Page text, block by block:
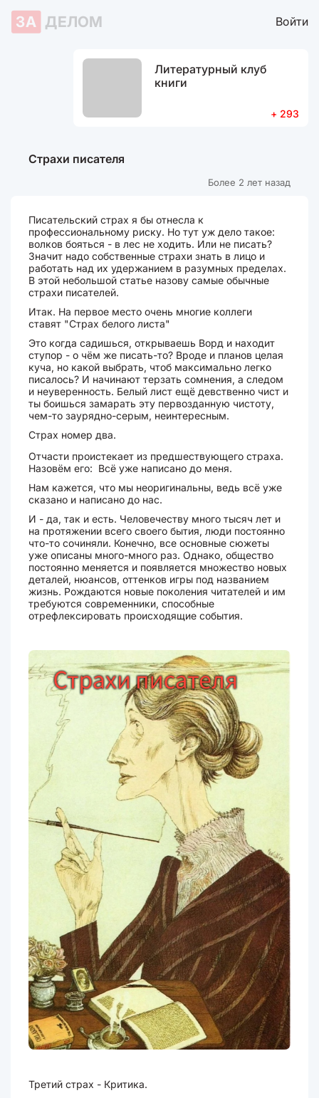
ЗА ДЕЛОМ Войти
Литературный клуб
книги
+ 293
Страхи писателя
Более 2 лет назад
Писательский страх я бы отнесла к
профессиональному риску. Но тут уж дело такое:
волков бояться - в лес не ходить. Или не писать?
Значит надо собственные страхи знать в лицо и
работать над их удержанием в разумных пределах.
В этой небольшой статье назову самые обычные
страхи писателей.
Итак. На первое место очень многие коллеги
ставят "Страх белого листа"
Это когда садишься, открываешь Ворд и находит
ступор - о чём же писать-то? Вроде и планов целая
куча, но какой выбрать, чтоб максимально легко
писалось? И начинают терзать сомнения, а следом
и неуверенность. Белый лист ещё девственно чист и
ты боишься замарать эту первозданную чистоту,
чем-то заурядно-серым, неинтересным.
Страх номер два.
Отчасти проистекает из предшествующего страха.
Назовём его: Всё уже написано до меня.
Нам кажется, что мы неоригинальны, ведь всё уже
сказано и написано до нас.
И - да, так и есть. Человечеству много тысяч лет и
на протяжении всего своего бытия, люди постоянно
что-то сочиняли. Конечно, все основные сюжеты
уже описаны много-много раз. Однако, общество
постоянно меняется и появляется множество новых
деталей, нюансов, оттенков игры под названием
жизнь. Рождаются новые поколения читателей и им
требуются современники, способные
отрефлексировать происходящие события.
Третий страх - Критика.